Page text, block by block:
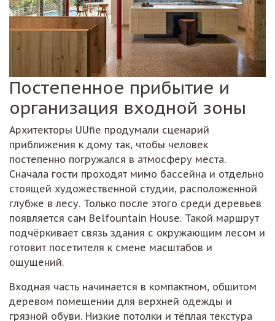
Постепенное прибытие и
организация входной зоны
Архитекторы UUfie продумали сценарий
приближения к дому так, чтобы человек
постепенно погружался в атмосферу места.
Сначала гости проходят мимо бассейна и отдельно
стоящей художественной студии, расположенной
глубже в лесу. Только после этого среди деревьев
появляется сам Belfountain House. Такой маршрут
подчёркивает связь здания с окружающим лесом и
готовит посетителя к смене масштабов и
ощущений.
Входная часть начинается в компактном, обшитом
деревом помещении для верхней одежды и
грязной обуви. Низкие потолки и тёплая текстура